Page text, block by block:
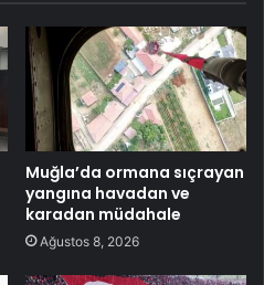
Muğla’da ormana sıçrayan
yangına havadan ve
karadan müdahale
Ağustos 8, 2026